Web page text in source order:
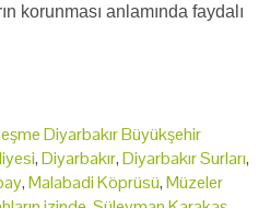
korunması anlamında faydalı
Diyarbakır Büyükşehir
,Diyarbakır,Diyarbakır Surları,
,Malabadi Köprüsü,Müzeler